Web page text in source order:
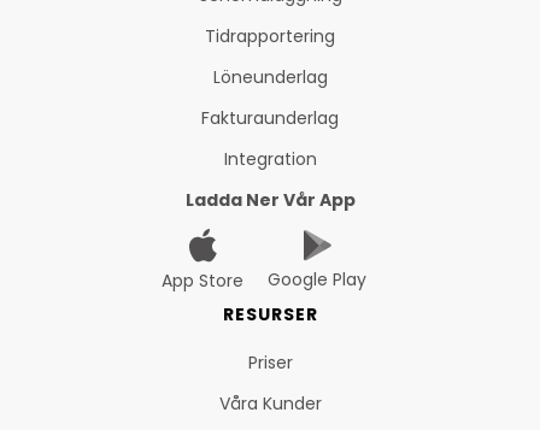
Tidrapportering
Löneunderlag
Fakturaunderlag
Integration
Ladda Ner Vår App
App Store
Google Play
RESURSER
Priser
Våra Kunder